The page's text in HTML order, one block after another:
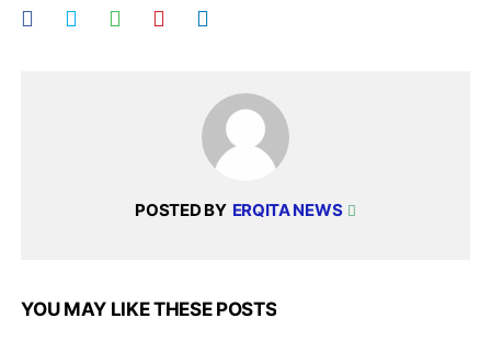
POSTED BY ERQITA NEWS
YOU MAY LIKE THESE POSTS